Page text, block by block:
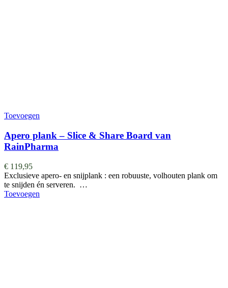
Toevoegen
Apero plank – Slice & Share Board van
RainPharma
€ 119,95
Exclusieve apero- en snijplank : een robuuste, volhouten plank om
te snijden én serveren. …
Toevoegen